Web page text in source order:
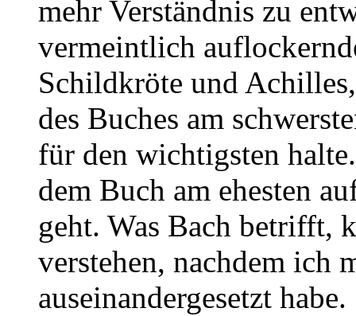
mehr Verständnis zu
vermeintlich
Schildkröte und
des Buches am
für den wichtigsten
dem Buch am ehesten
geht. Was Bach betrifft,
verstehen, nachdem ich
auseinandergesetzt habe.